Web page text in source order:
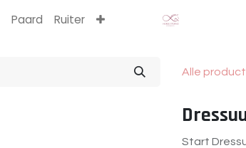
Paard Ruiter
Alle
Start